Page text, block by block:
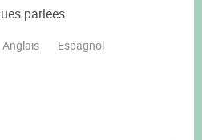
parlées
Anglais Espagnol